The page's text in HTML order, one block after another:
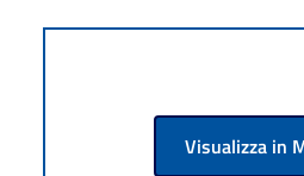
Visualizza in